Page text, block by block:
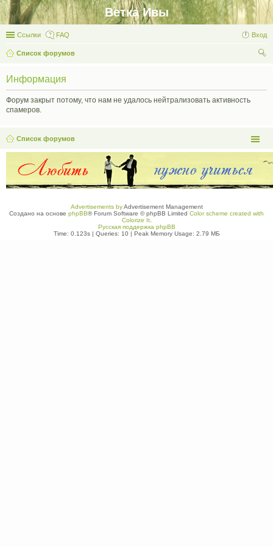
Ветка Ивы
Ссылки FAQ Вход
Список форумов
Информация
Форум закрыт потому, что нам не удалось нейтрализовать активность
спамеров.
Список форумов
Advertisements byAdvertisement Management
Создано на основе phpBB® Forum Software © phpBB Limited Color scheme created with
Colorize It.
Русская поддержка phpBB
Time: 0.123s| Queries: 10| Peak Memory Usage: 2.79 МБ